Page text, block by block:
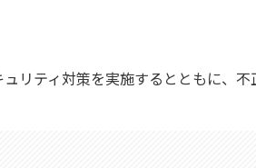
リティ対策を実施するとともに、不